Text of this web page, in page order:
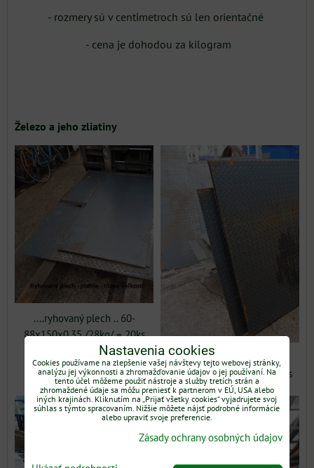
- rozmery sú v centimetroch sú len orientačné
- cena je dohodou za kilogram
Železo a jeho zliatiny
....ryhovaný plech .. 60-
88x150x0,35 /28kg/ = 20ks
....Ryhovaný plech....
130x140x0,35 / 53kg/ = 5ks
Nastavenia cookies
Cookies používame na zlepšenie vašej návštevy tejto webovej stránky,
analýzu jej výkonnosti a zhromažďovanie údajov o jej používaní. Na
tento účel môžeme použiť nástroje a služby tretích strán a
zhromaždené údaje sa môžu preniesť k partnerom v EÚ, USA alebo
iných krajinách. Kliknutím na „Prijať všetky cookies“ vyjadrujete svoj
súhlas s týmto spracovaním. Nižšie môžete nájsť podrobné informácie
alebo upraviť svoje preferencie.
Zásady ochrany osobných údajov